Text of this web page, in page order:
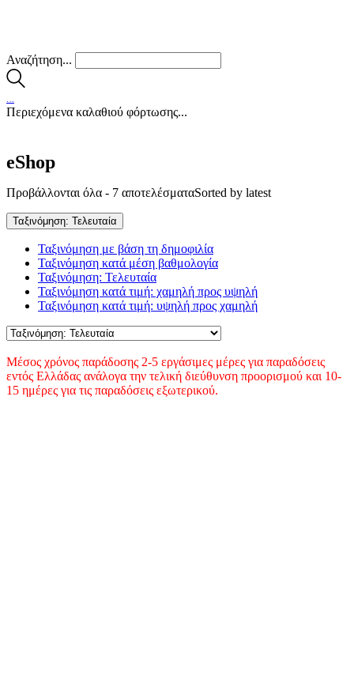
Αναζήτηση...
Περιεχόμενα καλαθιού φόρτωσης...
eShop
Προβάλλονται όλα - 7 αποτελέσματαSorted by latest
Ταξινόμηση: Τελευταία
Ταξινόμηση με βάση τη δημοφιλία
Ταξινόμηση κατά μέση βαθμολογία
Ταξινόμηση: Τελευταία
Ταξινόμηση κατά τιμή: χαμηλή προς υψηλή
Ταξινόμηση κατά τιμή: υψηλή προς χαμηλή
Μέσος χρόνος παράδοσης 2-5 εργάσιμες μέρες για παραδόσεις
εντός Ελλάδας ανάλογα την τελική διεύθυνση προορισμού και 10-
15 ημέρες για τις παραδόσεις εξωτερικού.